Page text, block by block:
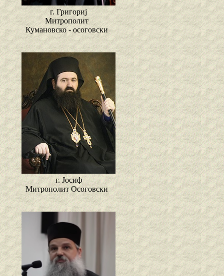
г. Григориј
Митрополит
Кумановско - осоговски
г. Јосиф
Митрополит Осоговски